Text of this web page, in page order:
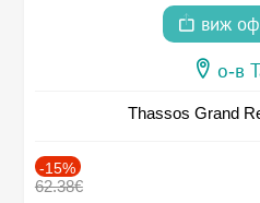
виж
о-в
Thassos Grand
-15%
62.38€